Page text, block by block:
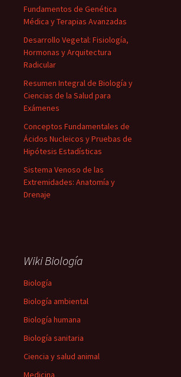
Fundamentos de Genética
Médica y Terapias Avanzadas
Desarrollo Vegetal: Fisiología,
Hormonas y Arquitectura
Radicular
Resumen Integral de Biología y
Ciencias de la Salud para
Exámenes
Conceptos Fundamentales de
Ácidos Nucleicos y Pruebas de
Hipótesis Estadísticas
Sistema Venoso de las
Extremidades: Anatomía y
Drenaje
Wiki Biología
Biología
Biología ambiental
Biología humana
Biología sanitaria
Ciencia y salud animal
Medicina